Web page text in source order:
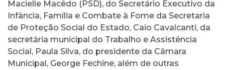
Macielle Macêdo (PSD), do Secretário Executivo da
Infância, Família e Combate à Fome da Secretaria
de Proteção Social do Estado, Caio Cavalcanti, da
secretária municipal do Trabalho e Assistência
Social, Paula Silva, do presidente da Câmara
Municipal, George Fechine, além de outras